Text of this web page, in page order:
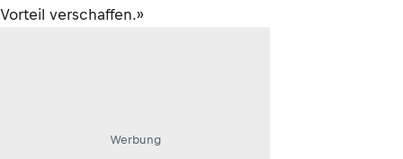
Vorteil verschaffen.»
Werbung